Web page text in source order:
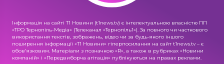
Інформація на сайті Т1 Новини (t1news.tv) є інтелектуальною власністю ПП
«ТРО Тернопіль-Медіа» (Телеканал «Тернопіль1»). За повного чи часткового
використання текстів, зображень, відео чи за будь-якого іншого
поширення інформації «Т1 Новини» гіперпосилання на сайт t1news.tv – є
обов'язковим. Матеріали з позначкою «R», а також в рубриках «Новини
компаній» і «Передвиборча агітація» публікуються на правах реклами.